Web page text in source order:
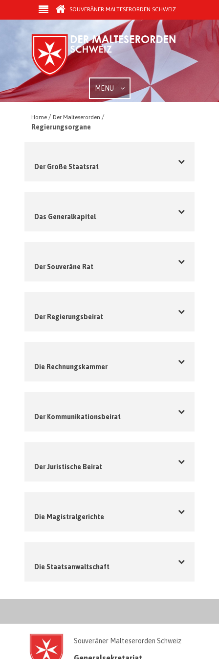
SOUVERÄNER MALTESERORDEN SCHWEIZ
MENU
Home / Der Malteserorden /
Regierungsorgane
Der Große Staatsrat
Das Generalkapitel
Der Souveräne Rat
Der Regierungsbeirat
Die Rechnungskammer
Der Kommunikationsbeirat
Der Juristische Beirat
Die Magistralgerichte
Die Staatsanwaltschaft
Souveräner Malteserorden Schweiz